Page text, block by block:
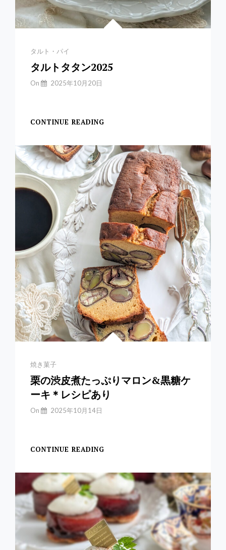
Categories
タルト・パイ
タルトタタン2025
By
On 2025年10月20日
CONTINUE READING
ト
タ
タ
ン
2025
Categories
焼き菓子
栗の渋皮煮たっぷりマロン&黒糖ケ
ーキ＊レシピあり
By
On 2025年10月14日
CONTINUE READING
渋
皮
煮
た
っ
ぷ
り
マ